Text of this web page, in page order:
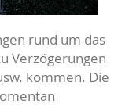
rund um das
Verzögerungen
kommen. Die